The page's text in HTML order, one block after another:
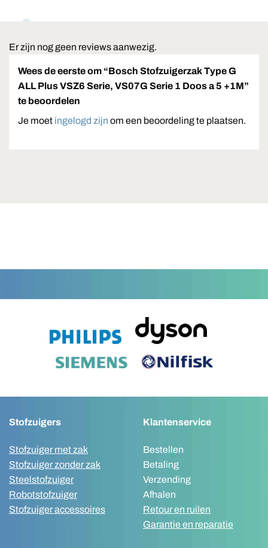
Er zijn nog geen reviews aanwezig.
Wees de eerste om “Bosch Stofzuigerzak Type G
ALL Plus VSZ6 Serie, VS07G Serie 1 Doos a 5 +1M”
te beoordelen
Je moet ingelogd zijn om een beoordeling te plaatsen.
Stofzuigers
Stofzuiger met zak
Stofzuiger zonder zak
Steelstofzuiger
Robotstofzuiger
Stofzuiger accessoires
Klantenservice
Bestellen
Betaling
Verzending
Afhalen
Retour en ruilen
Garantie en reparatie